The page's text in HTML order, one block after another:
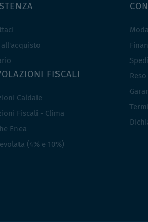
all'acquisto
FISCALI
Caldaie
Fiscali - Clima
Enea
(4% e 10%)